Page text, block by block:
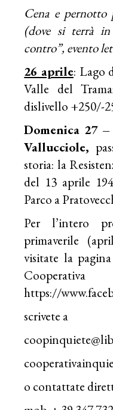
Cena e pernotto
(dove si terrà in
contro”, evento
26 aprile: Lago
Valle del
dislivello +250/-
Domenica 27
Vallucciole,
storia: la
del 13 aprile
Parco a
Per l’intero
primaverile
visitate la
Cooperativa
https://
scrivete a
o contattate